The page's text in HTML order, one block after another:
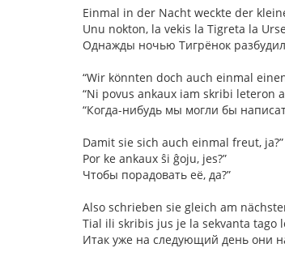
Einmal in der Nacht weckte der
Unu nokton, la vekis la Tigreta la
Однажды ночью Тигрёнок
“Wir könnten doch auch einmal
“Ni povus ankaux iam skribi leteron
“Когда-нибудь мы могли бы
Damit sie sich auch einmal freut, ja?”
Por ke ankaux ŝi ĝoju, jes?”
Чтобы порадовать её, да?”
Also schrieben sie gleich am
Tial ili skribis jus je la sekvanta tago
Итак уже на следующий день они